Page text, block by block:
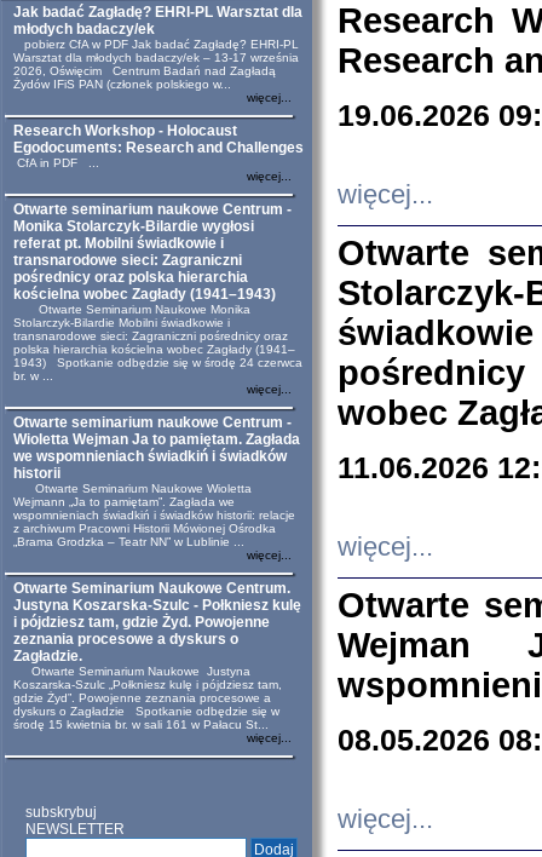
Jak badać Zagładę? EHRI-PL Warsztat dla
młodych badaczy/ek
pobierz CfA w PDF Jak badać Zagładę? EHRI-PL
Warsztat dla młodych badaczy/ek – 13-17 września
2026, Oświęcim Centrum Badań nad Zagładą
Żydów IFiS PAN (członek polskiego w...
więcej...
Research Workshop - Holocaust
Egodocuments: Research and Challenges
CfA in PDF ...
więcej...
Otwarte seminarium naukowe Centrum -
Monika Stolarczyk-Bilardie wygłosi
referat pt. Mobilni świadkowie i
transnarodowe sieci: Zagraniczni
pośrednicy oraz polska hierarchia
kościelna wobec Zagłady (1941–1943)
Otwarte Seminarium Naukowe Monika
Stolarczyk-Bilardie Mobilni świadkowie i
transnarodowe sieci: Zagraniczni pośrednicy oraz
polska hierarchia kościelna wobec Zagłady (1941–
1943) Spotkanie odbędzie się w środę 24 czerwca
br. w ...
więcej...
Otwarte seminarium naukowe Centrum -
Wioletta Wejman Ja to pamiętam. Zagłada
we wspomnieniach świadkiń i świadków
historii
Otwarte Seminarium Naukowe Wioletta
Wejmann „Ja to pamiętam”. Zagłada we
wspomnieniach świadkiń i świadków historii: relacje
z archiwum Pracowni Historii Mówionej Ośrodka
„Brama Grodzka – Teatr NN” w Lublinie ...
więcej...
Otwarte Seminarium Naukowe Centrum.
Justyna Koszarska-Szulc - Połkniesz kulę
i pójdziesz tam, gdzie Żyd. Powojenne
zeznania procesowe a dyskurs o
Zagładzie.
Otwarte Seminarium Naukowe Justyna
Koszarska-Szulc „Połkniesz kulę i pójdziesz tam,
gdzie Żyd”. Powojenne zeznania procesowe a
dyskurs o Zagładzie Spotkanie odbędzie się w
środę 15 kwietnia br. w sali 161 w Pałacu St...
więcej...
subskrybuj
NEWSLETTER
Research
Research
19.06.2026
więcej...
Otwarte
wobec
11.06.2026
więcej...
Otwarte
Wejman
08.05.2026
więcej...